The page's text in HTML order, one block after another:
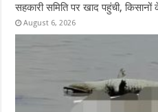
सहकारी समिति पर खाद पहुंची,
August 6, 2026